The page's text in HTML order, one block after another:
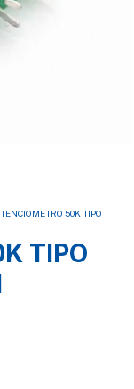
50K TIPO
TIPO